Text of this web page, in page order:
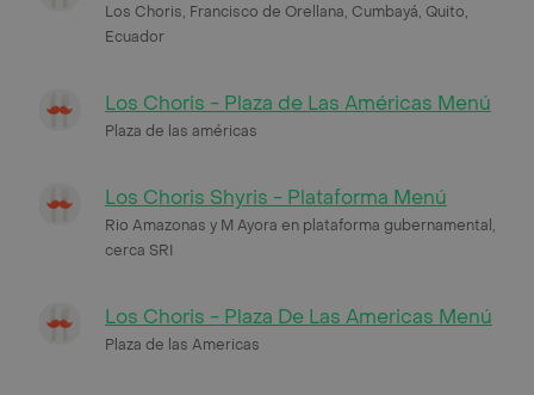
Los Choris, Francisco de Orellana, Cumbayá, Quito,
Ecuador
Los Choris - Plaza de Las Américas Menú
Plaza de las américas
Los Choris Shyris - Plataforma Menú
Rio Amazonas y M Ayora en plataforma gubernamental,
cerca SRI
Los Choris - Plaza De Las Americas Menú
Plaza de las Americas